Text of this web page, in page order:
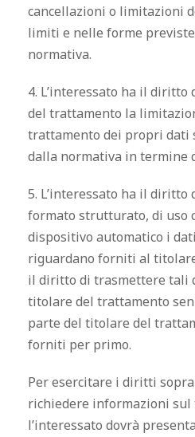
cancellazioni o limitazioni
limiti e nelle forme
normativa.
4. L’interessato ha il
del trattamento la
trattamento dei propri dati
dalla normativa in termine
5. L’interessato ha il diritto
formato strutturato, di uso
dispositivo automatico i
riguardano forniti al
il diritto di trasmettere tali
titolare del trattamento
parte del titolare del
forniti per primo.
Per esercitare i diritti
richiedere informazioni
l’interessato dovrà